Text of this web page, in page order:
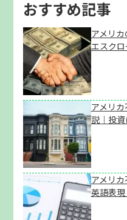
おすすめ記事
アメリ
エスクロ
アメリ
説｜投
アメリ
英語表